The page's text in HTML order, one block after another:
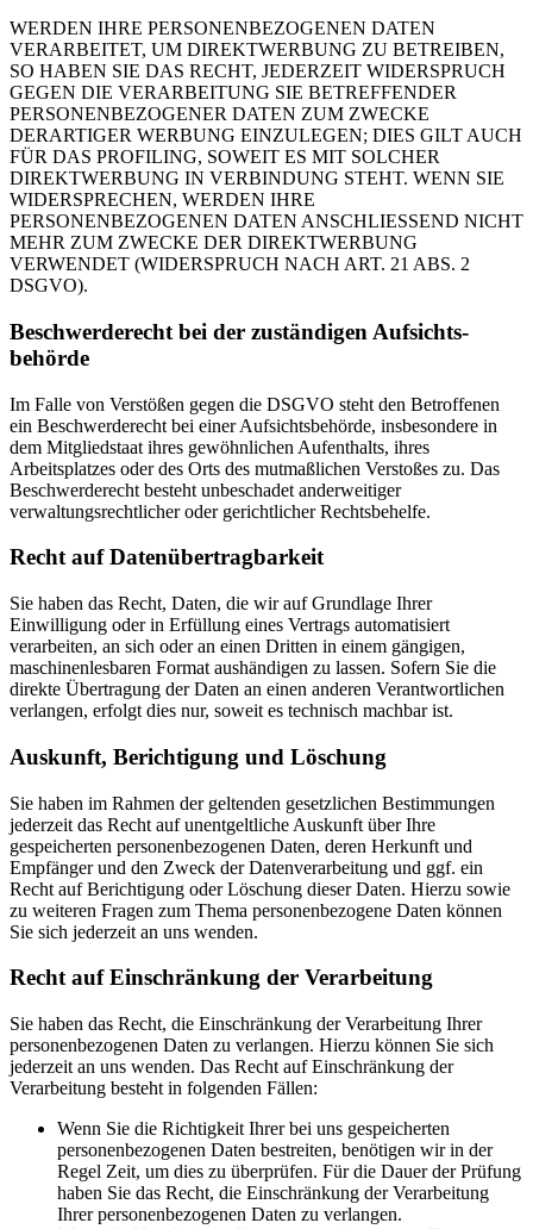
WERDEN IHRE PERSONENBEZOGENEN DATEN
VERARBEITET, UM DIREKTWERBUNG ZU BETREIBEN,
SO HABEN SIE DAS RECHT, JEDERZEIT WIDERSPRUCH
GEGEN DIE VERARBEITUNG SIE BETREFFENDER
PERSONENBEZOGENER DATEN ZUM ZWECKE
DERARTIGER WERBUNG EINZULEGEN; DIES GILT AUCH
FÜR DAS PROFILING, SOWEIT ES MIT SOLCHER
DIREKTWERBUNG IN VERBINDUNG STEHT. WENN SIE
WIDERSPRECHEN, WERDEN IHRE
PERSONENBEZOGENEN DATEN ANSCHLIESSEND NICHT
MEHR ZUM ZWECKE DER DIREKTWERBUNG
VERWENDET (WIDERSPRUCH NACH ART. 21 ABS. 2
DSGVO).
Beschwerde­recht bei der zuständigen Aufsichts­
behörde
Im Falle von Verstößen gegen die DSGVO steht den Betroffenen
ein Beschwerderecht bei einer Aufsichtsbehörde, insbesondere in
dem Mitgliedstaat ihres gewöhnlichen Aufenthalts, ihres
Arbeitsplatzes oder des Orts des mutmaßlichen Verstoßes zu. Das
Beschwerderecht besteht unbeschadet anderweitiger
verwaltungsrechtlicher oder gerichtlicher Rechtsbehelfe.
Recht auf Daten­übertrag­barkeit
Sie haben das Recht, Daten, die wir auf Grundlage Ihrer
Einwilligung oder in Erfüllung eines Vertrags automatisiert
verarbeiten, an sich oder an einen Dritten in einem gängigen,
maschinenlesbaren Format aushändigen zu lassen. Sofern Sie die
direkte Übertragung der Daten an einen anderen Verantwortlichen
verlangen, erfolgt dies nur, soweit es technisch machbar ist.
Auskunft, Berichtigung und Löschung
Sie haben im Rahmen der geltenden gesetzlichen Bestimmungen
jederzeit das Recht auf unentgeltliche Auskunft über Ihre
gespeicherten personenbezogenen Daten, deren Herkunft und
Empfänger und den Zweck der Datenverarbeitung und ggf. ein
Recht auf Berichtigung oder Löschung dieser Daten. Hierzu sowie
zu weiteren Fragen zum Thema personenbezogene Daten können
Sie sich jederzeit an uns wenden.
Recht auf Einschränkung der Verarbeitung
Sie haben das Recht, die Einschränkung der Verarbeitung Ihrer
personenbezogenen Daten zu verlangen. Hierzu können Sie sich
jederzeit an uns wenden. Das Recht auf Einschränkung der
Verarbeitung besteht in folgenden Fällen:
Wenn Sie die Richtigkeit Ihrer bei uns gespeicherten
personenbezogenen Daten bestreiten, benötigen wir in der
Regel Zeit, um dies zu überprüfen. Für die Dauer der Prüfung
haben Sie das Recht, die Einschränkung der Verarbeitung
Ihrer personenbezogenen Daten zu verlangen.